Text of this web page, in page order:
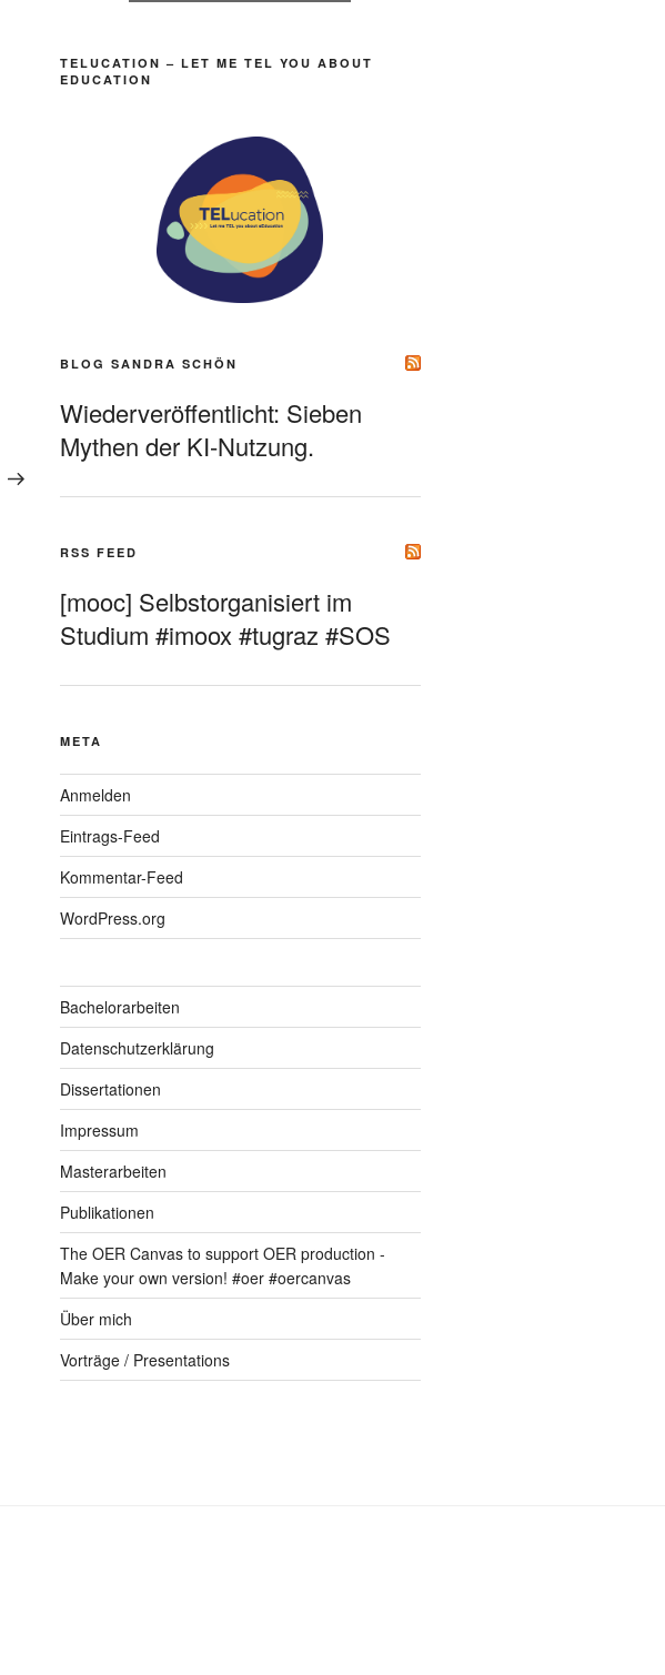
Nächster
TELUCATION – LET ME TEL YOU ABOUT
EDUCATION
BLOG SANDRA SCHÖN
Wiederveröffentlicht: Sieben
Mythen der KI-Nutzung.
RSS FEED
[mooc] Selbstorganisiert im
Studium #imoox #tugraz #SOS
META
Anmelden
Eintrags-Feed
Kommentar-Feed
WordPress.org
Bachelorarbeiten
Datenschutzerklärung
Dissertationen
Impressum
Masterarbeiten
Publikationen
The OER Canvas to support OER production -
Make your own version! #oer #oercanvas
Über mich
Vorträge / Presentations